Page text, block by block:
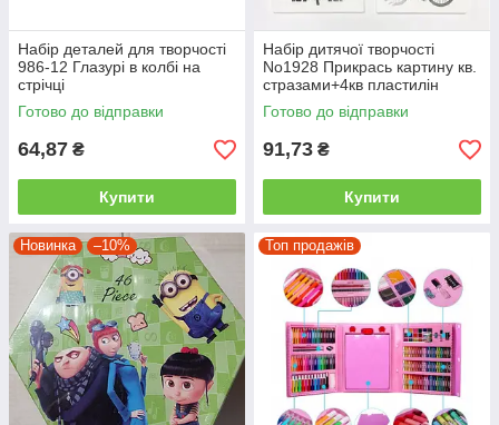
Набір деталей для творчості
986-12 Глазурі в колбі на
стрічці
Готово до відправки
64,87 ₴
Купити
Набір дитячої творчості
No1928 Прикрась картину кв.
стразами+4кв пластилін
20х20см на полотні
Готово до відправки
91,73 ₴
Купити
Новинка –10% Топ продажів